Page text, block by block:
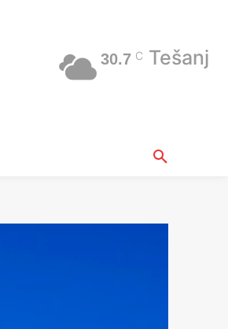
30.7 C Tešanj